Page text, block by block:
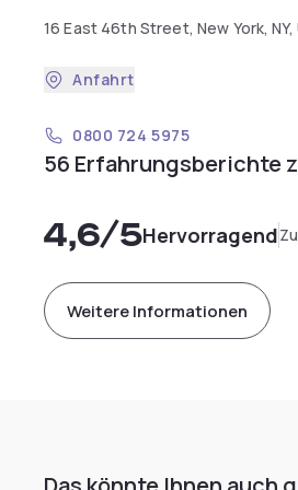
16 East 46th Street, New York, NY,
Anfahrt
0800 724 5975
56 Erfahrungsberichte
4,6/5Hervorragend
Weitere Informationen